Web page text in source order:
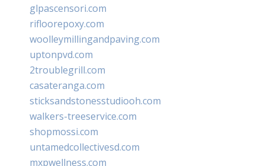
glpascensori.com
rifloorepoxy.com
woolleymillingandpaving.com
uptonpvd.com
2troublegrill.com
casateranga.com
sticksandstonesstudiooh.com
walkers-treeservice.com
shopmossi.com
untamedcollectivesd.com
mxpwellness.com